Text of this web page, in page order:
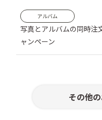
アルバム
写真とアルバムの同時注
ャンペーン
その他